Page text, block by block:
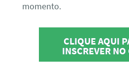
momento.
CLIQUE AQUI
INSCREVER NO